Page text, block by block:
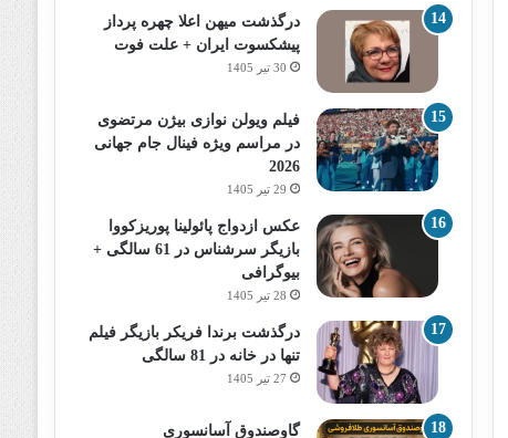
درگذشت میهن اعلا چهره پرداز
پیشکسوت ایران + علت فوت
30 تیر 1405
فیلم ویولن نوازی بیژن مرتضوی
در مراسم ویژه فینال جام جهانی
2026
29 تیر 1405
عکس ازدواج پائولینا پوریزکووا
بازیگر سرشناس در 61 سالگی +
بیوگرافی
28 تیر 1405
درگذشت برندا فریکر بازیگر فیلم
تنها در خانه در 81 سالگی
27 تیر 1405
گاوصندوق آسانسوری